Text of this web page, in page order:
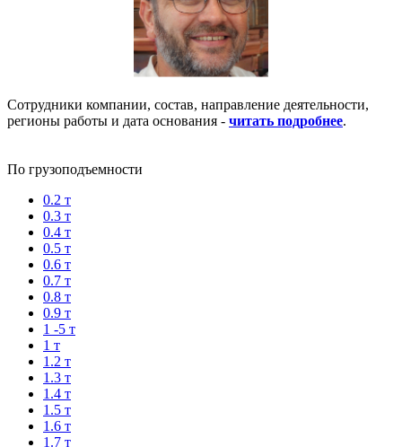
Сотрудники компании, состав, направление деятельности,
регионы работы и дата основания - читать подробнее.
По грузоподъемности
0.2 т
0.3 т
0.4 т
0.5 т
0.6 т
0.7 т
0.8 т
0.9 т
1 -5 т
1 т
1.2 т
1.3 т
1.4 т
1.5 т
1.6 т
1.7 т